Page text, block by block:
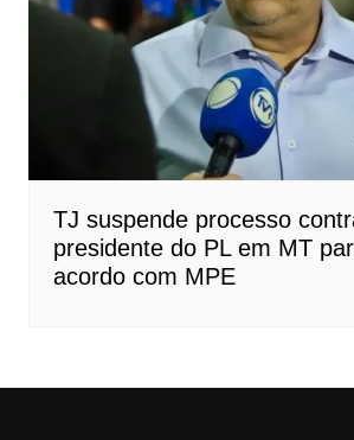
TJ suspende processo
presidente do PL em MT
acordo com MPE